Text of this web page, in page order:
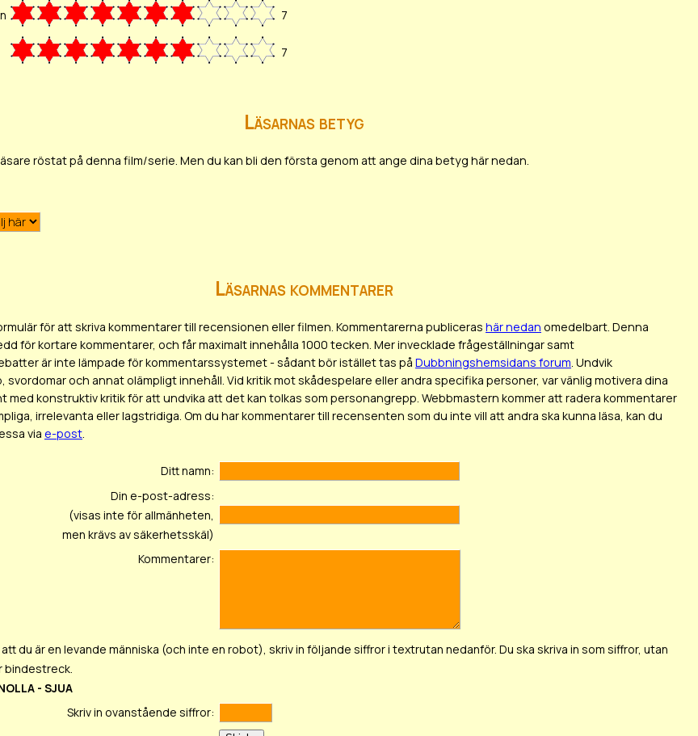
7
7
Läsarnas betyg
röstat på denna film/serie. Men du kan bli den första genom att ange dina betyg här nedan.
Läsarnas kommentarer
för att skriva kommentarer till recensionen eller filmen. Kommentarerna publiceras här nedan omedelbart. Denna
för kortare kommentarer, och får maximalt innehålla 1000 tecken. Mer invecklade frågeställningar samt
är inte lämpade för kommentarssystemet - sådant bör istället tas på Dubbningshemsidans forum. Undvik
svordomar och annat olämpligt innehåll. Vid kritik mot skådespelare eller andra specifika personer, var vänlig motivera dina
med konstruktiv kritik för att undvika att det kan tolkas som personangrepp. Webbmastern kommer att radera kommentarer
irrelevanta eller lagstridiga. Om du har kommentarer till recensenten som du inte vill att andra ska kunna läsa, kan du
via e-post.
Ditt namn:
Din e-post-adress:
(visas inte för allmänheten,
men krävs av säkerhetsskäl)
Kommentarer:
du är en levande människa (och inte en robot), skriv in följande siffror i textrutan nedanför. Du ska skriva in som siffror, utan
bindestreck.
- SJUA
Skriv in ovanstående siffror: